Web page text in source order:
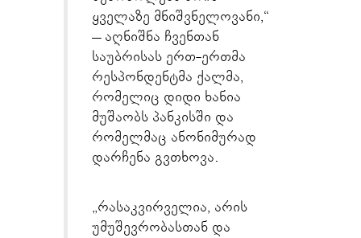
ყველაზე მნიშვნელოვანი,“
– აღნიშნა ჩვენთან
საუბრისას ერთ-ერთმა
რესპონდენტმა ქალმა,
რომელიც დიდი ხანია
მუშაობს პანკისში და
რომელმაც ანონიმურად
დარჩენა გვთხოვა.
„რასაკვირველია, არის
უმუშევრობასთან და